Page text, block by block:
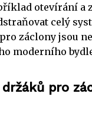
otevírání a
celý
záclony jsou
moderního
pro